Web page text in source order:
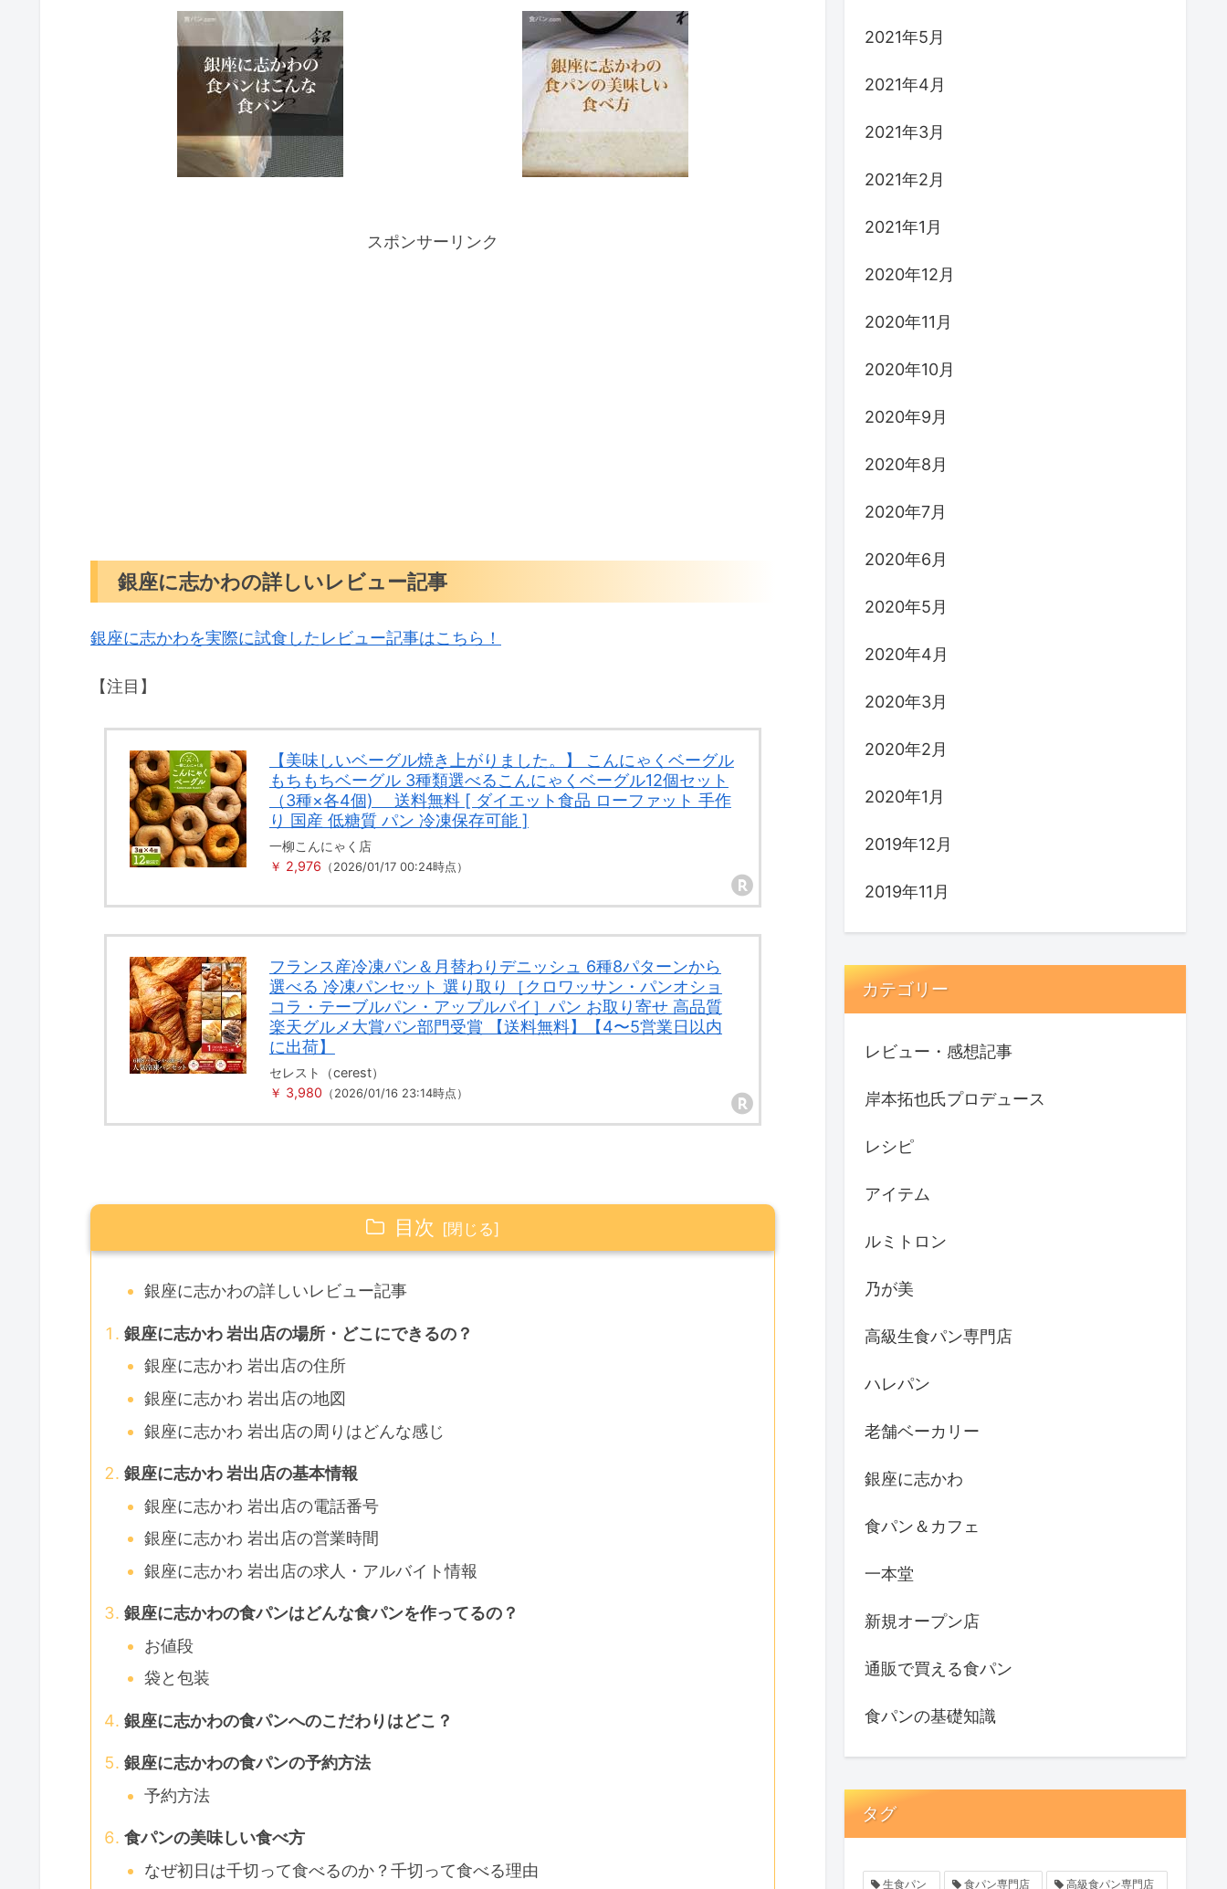
スポンサーリンク
銀座に志かわの詳しいレビュー記事
銀座に志かわを実際に試食したレビュー記事はこちら！
【注目】
【美味しいベーグル焼き上がりました。】 こんにゃくベーグル
もちもちベーグル 3種類選べるこんにゃくベーグル12個セット
（3種×各4個) 送料無料 [ ダイエット食品 ローファット 手作
り 国産 低糖質 パン 冷凍保存可能 ]
一柳こんにゃく店
￥ 2,976 （2026/01/17 00:24時点）
フランス産冷凍パン＆月替わりデニッシュ 6種8パターンから
選べる 冷凍パンセット 選り取り［クロワッサン・パンオショ
コラ・テーブルパン・アップルパイ］パン お取り寄せ 高品質
楽天グルメ大賞パン部門受賞 【送料無料】【4〜5営業日以内
に出荷】
セレスト（cerest）
￥ 3,980 （2026/01/16 23:14時点）
目次
銀座に志かわの詳しいレビュー記事
銀座に志かわ 岩出店の場所・どこにできるの？
銀座に志かわ 岩出店の住所
銀座に志かわ 岩出店の地図
銀座に志かわ 岩出店の周りはどんな感じ
銀座に志かわ 岩出店の基本情報
銀座に志かわ 岩出店の電話番号
銀座に志かわ 岩出店の営業時間
銀座に志かわ 岩出店の求人・アルバイト情報
銀座に志かわの食パンはどんな食パンを作ってるの？
お値段
袋と包装
銀座に志かわの食パンへのこだわりはどこ？
銀座に志かわの食パンの予約方法
予約方法
食パンの美味しい食べ方
なぜ初日は千切って食べるのか？千切って食べる理由
2021年5月
2021年4月
2021年3月
2021年2月
2021年1月
2020年12月
2020年11月
2020年10月
2020年9月
2020年8月
2020年7月
2020年6月
2020年5月
2020年4月
2020年3月
2020年2月
2020年1月
2019年12月
2019年11月
カテゴリー
レビュー・感想記事
岸本拓也氏プロデュース
レシピ
アイテム
ルミトロン
乃が美
高級生食パン専門店
ハレパン
老舗ベーカリー
銀座に志かわ
食パン＆カフェ
一本堂
新規オープン店
通販で買える食パン
食パンの基礎知識
タグ
生食パン 食パン専門店 高級食パン専門店